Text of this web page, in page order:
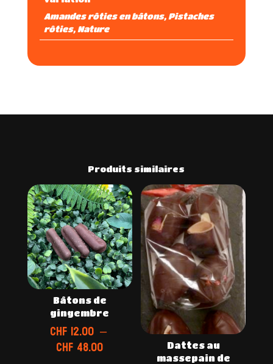
Amandes rôties en bâtons, Pistaches
rôties, Nature
Produits similaires
Bâtons de
gingembre
CHF12.00 –
CHF48.00Plage
Dattes au
massepain de